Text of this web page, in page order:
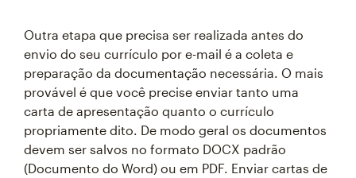
Outra etapa que precisa ser realizada antes do
envio do seu currículo por e-mail é a coleta e
preparação da documentação necessária. O mais
provável é que você precise enviar tanto uma
carta de apresentação quanto o currículo
propriamente dito. De modo geral os documentos
devem ser salvos no formato DOCX padrão
(Documento do Word) ou em PDF. Enviar cartas de